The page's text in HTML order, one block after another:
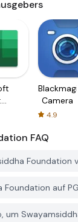
Blackmagic
Camera
4.9
FAQ